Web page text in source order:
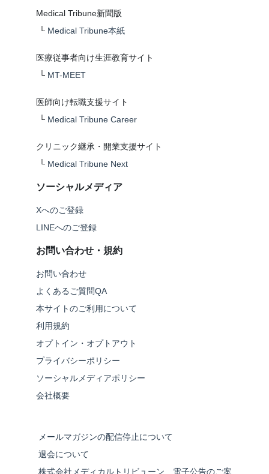
Medical Tribune新聞版
└ Medical Tribune本紙
医療従事者向け生涯教育サイト
└ MT-MEET
医師向け転職支援サイト
└ Medical Tribune Career
クリニック継承・開業支援サイト
└ Medical Tribune Next
ソーシャルメディア
Xへのご登録
LINEへのご登録
お問い合わせ・規約
お問い合わせ
よくあるご質問QA
本サイトのご利用について
利用規約
オプトイン・オプトアウト
プライバシーポリシー
ソーシャルメディアポリシー
会社概要
メールマガジンの配信停止について
退会について
株式会社メディカルトリビューン 電子公告のご案